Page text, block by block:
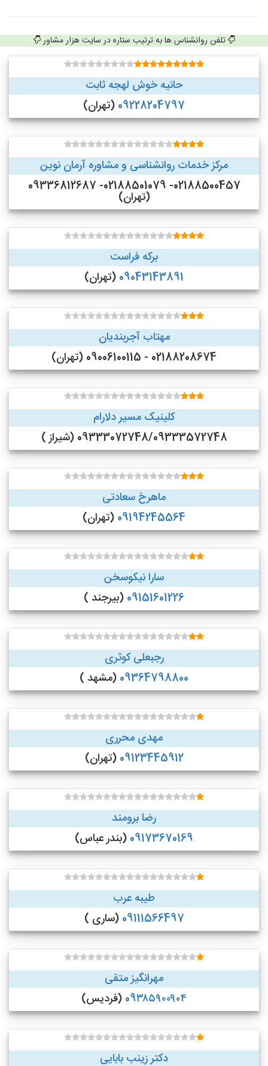
تلفن روانشناس ها به ترتیب ستاره در سایت هزار مشاور
حانیه خوش لهجه ثابت
09228204797 (تهران)
مرکز خدمات روانشناسی و مشاوره آرمان نوین
02188500457- 02188501079- 09336812687
(تهران)
برکه فراست
09043143891 (تهران)
مهتاب آجربندیان
02188208674 - 09006100115 (تهران)
کلینیک مسیر دلارام
09333072748/09333572748 (شیراز )
ماهرخ سعادتی
09194245564 (تهران)
سارا نیکوسخن
09151601226 (بیرجند )
رجبعلی کوثری
09364798800 (مشهد )
مهدی محرری
09123445912 (تهران)
رضا برومند
09173670169 (بندر عباس)
طیبه عرب
09111566497 (ساری )
مهرانگیز متقی
09۳۸۵۹۰۰۹۰۴ (فردیس)
دکتر زینب بابایی